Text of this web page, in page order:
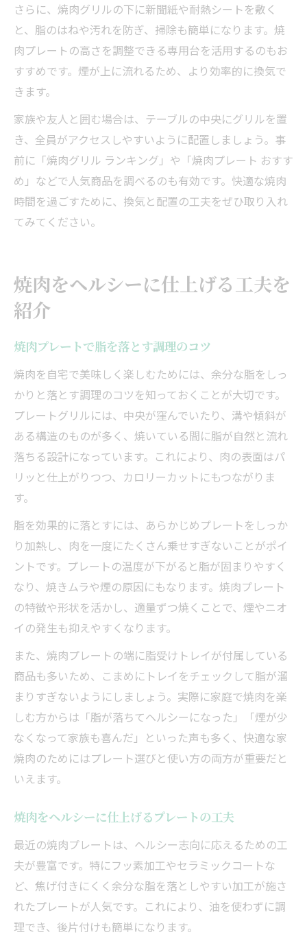
さらに、焼肉グリルの下に新聞紙や耐熱シートを敷く
と、脂のはねや汚れを防ぎ、掃除も簡単になります。焼
肉プレートの高さを調整できる専用台を活用するのもお
すすめです。煙が上に流れるため、より効率的に換気で
きます。
家族や友人と囲む場合は、テーブルの中央にグリルを置
き、全員がアクセスしやすいように配置しましょう。事
前に「焼肉グリル ランキング」や「焼肉プレート おすす
め」などで人気商品を調べるのも有効です。快適な焼肉
時間を過ごすために、換気と配置の工夫をぜひ取り入れ
てみてください。
焼肉をヘルシーに仕上げる工夫を
紹介
焼肉プレートで脂を落とす調理のコツ
焼肉を自宅で美味しく楽しむためには、余分な脂をしっ
かりと落とす調理のコツを知っておくことが大切です。
プレートグリルには、中央が窪んでいたり、溝や傾斜が
ある構造のものが多く、焼いている間に脂が自然と流れ
落ちる設計になっています。これにより、肉の表面はパ
リッと仕上がりつつ、カロリーカットにもつながりま
す。
脂を効果的に落とすには、あらかじめプレートをしっか
り加熱し、肉を一度にたくさん乗せすぎないことがポイ
ントです。プレートの温度が下がると脂が固まりやすく
なり、焼きムラや煙の原因にもなります。焼肉プレート
の特徴や形状を活かし、適量ずつ焼くことで、煙やニオ
イの発生も抑えやすくなります。
また、焼肉プレートの端に脂受けトレイが付属している
商品も多いため、こまめにトレイをチェックして脂が溜
まりすぎないようにしましょう。実際に家庭で焼肉を楽
しむ方からは「脂が落ちてヘルシーになった」「煙が少
なくなって家族も喜んだ」といった声も多く、快適な家
焼肉のためにはプレート選びと使い方の両方が重要だと
いえます。
焼肉をヘルシーに仕上げるプレートの工夫
最近の焼肉プレートは、ヘルシー志向に応えるための工
夫が豊富です。特にフッ素加工やセラミックコートな
ど、焦げ付きにくく余分な脂を落としやすい加工が施さ
れたプレートが人気です。これにより、油を使わずに調
理でき、後片付けも簡単になります。